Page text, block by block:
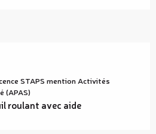
STAPS mention Activités
(APAS)
roulant avec aide